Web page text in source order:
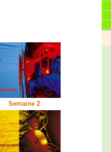
Semaine 2